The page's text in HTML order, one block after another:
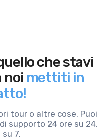
che stavi
noi mettiti in
tour o altre cose. Puoi
supporto 24 ore su 24,
su 7.